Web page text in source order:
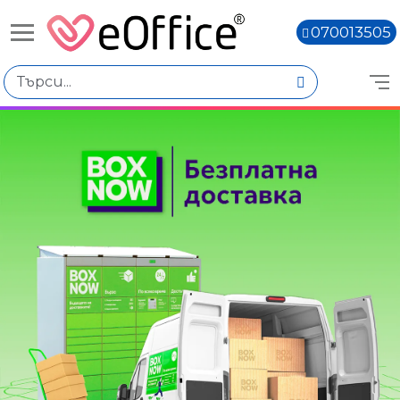
070013505
Избери по
Подкатегории
Шредери
Шкафове за архивиране
Архивиране на папки
Стелажи
€0.00 - €1,000.00
€1,000.01 - €2,000.00
€2,000.02 - €3,000.01
Марка